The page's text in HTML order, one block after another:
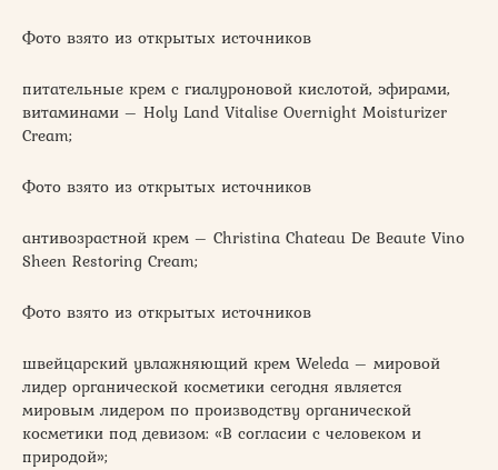
Фото взято из открытых источников
питательные крем с гиалуроновой кислотой, эфирами,
витаминами – Holy Land Vitalise Overnight Moisturizer
Cream;
Фото взято из открытых источников
антивозрастной крем – Christina Chateau De Beaute Vino
Sheen Restoring Cream;
Фото взято из открытых источников
швейцарский увлажняющий крем Weleda – мировой
лидер органической косметики сегодня является
мировым лидером по производству органической
косметики под девизом: «В согласии с человеком и
природой»;